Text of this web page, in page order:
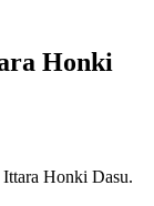
Honki
Ittara Honki Dasu.